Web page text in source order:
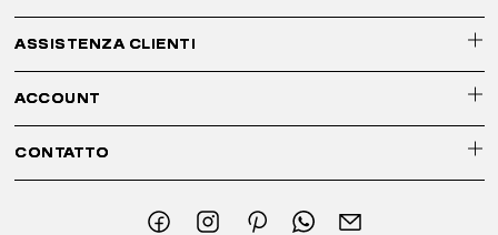
ASSISTENZA CLIENTI
ACCOUNT
CONTATTO